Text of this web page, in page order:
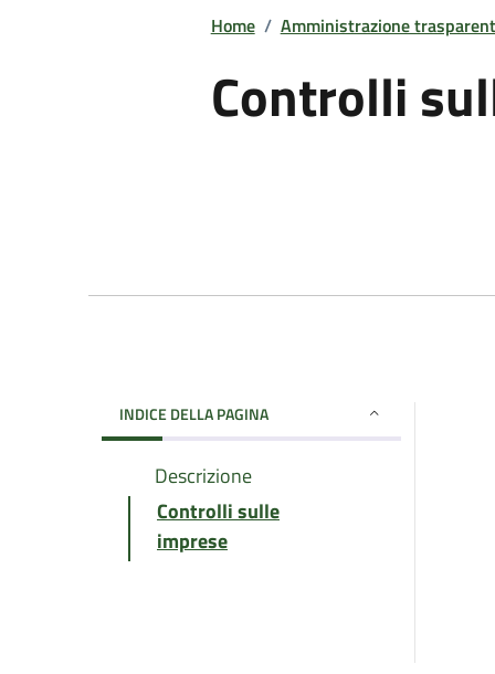
Home / Amministrazione
Controlli
INDICE DELLA PAGINA
Descrizione
Controlli sulle
imprese